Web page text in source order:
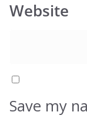
Website
Save my